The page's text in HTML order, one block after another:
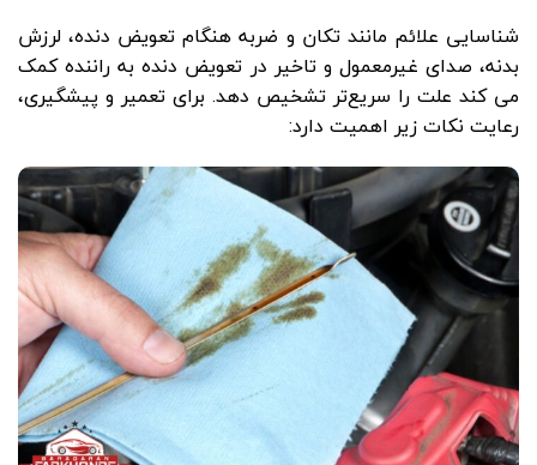
شناسایی علائم مانند تکان و ضربه هنگام تعویض دنده، لرزش
بدنه، صدای غیرمعمول و تاخیر در تعویض دنده به راننده کمک
می کند علت را سریع‌تر تشخیص دهد. برای تعمیر و پیشگیری،
رعایت نکات زیر اهمیت دارد: